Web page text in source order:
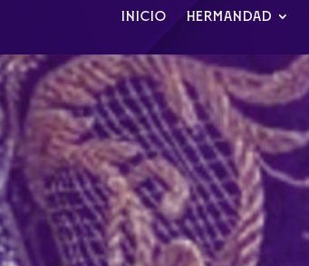
INICIO HERMANDAD
Intenso